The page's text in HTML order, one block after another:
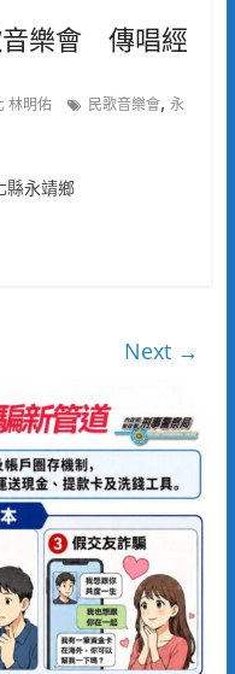
音樂會 傳唱經
林明佑 民歌音樂會, 永
縣永靖鄉
Next →